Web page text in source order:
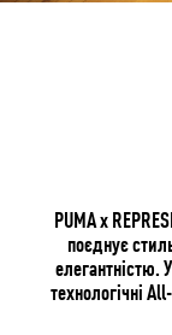
PUMA x
поєднує
елегантністю.
технологічні